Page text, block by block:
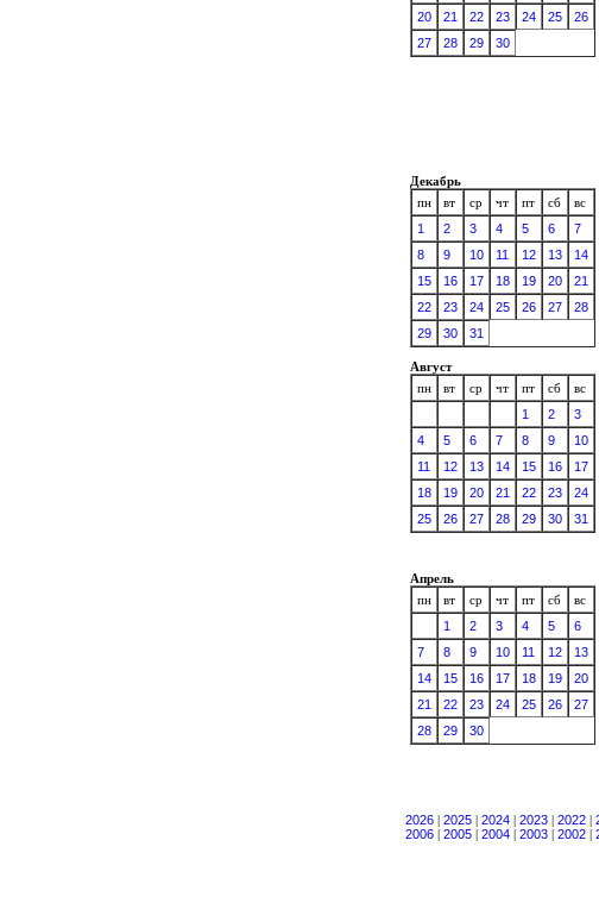
20
21 22 23 24 25
26
27
28 29 30
Декабрь
пн
вт ср чт пт сб
вс
1
2 3 4 5 6
7
8
9 10 11 12 13
14
15
16 17 18 19 20
21
22
23 24 25 26 27
28
29
30 31
Август
пн
вт ср чт пт сб
вс
1
2
3
4
5 6 7 8 9
10
11
12 13 14 15 16
17
18
19 20 21 22 23
24
25
26 27 28 29 30 31
Апрель
пн
вт ср чт пт сб
вс
1
2 3 4 5
6
7
8 9 10 11 12
13
14
15 16 17 18 19
20
21
22 23 24 25 26
27
28
29 30
2026
2025 2024 2023 2022
2006
2005 2004 2003 2002